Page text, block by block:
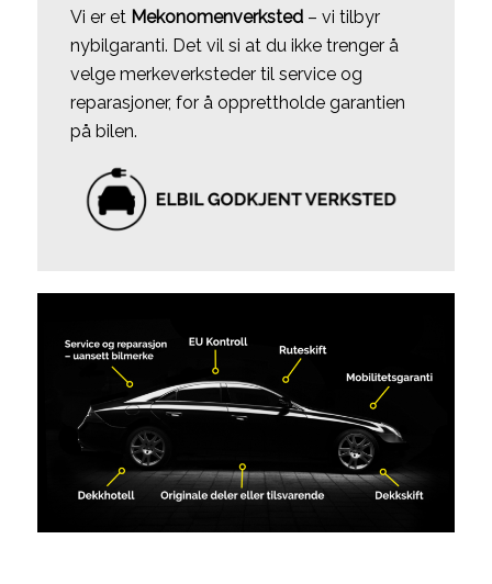
Vi er et Mekonomenverksted– vi tilbyr
nybilgaranti. Det vil si at du ikke trenger å
velge merkeverksteder til service og
reparasjoner, for å opprettholde garantien
på bilen.